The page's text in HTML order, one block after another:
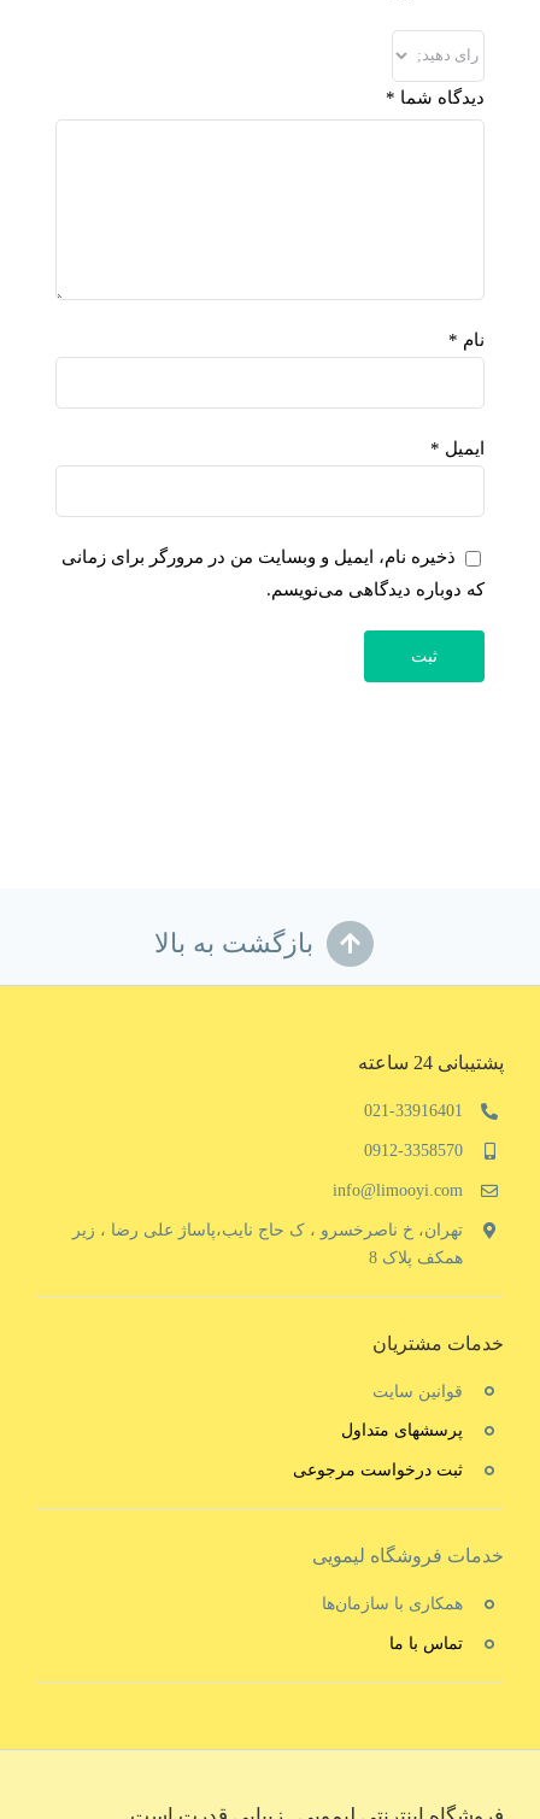
دیدگاه شما *
نام *
ایمیل *
ذخیره نام، ایمیل و وبسایت من در مرورگر برای زمانی
که دوباره دیدگاهی می‌نویسم.
بازگشت به بالا
پشتیبانی 24 ساعته
021-33916401
0912-3358570
info@limooyi.com
تهران، خ ناصرخسرو ، ک حاج نایب،پاساژ علی رضا ، زیر
همکف پلاک 8
خدمات مشتریان
قوانین سایت
پرسشهای متداول
ثبت درخواست مرجوعی
خدمات فروشگاه لیمویی
همکاری با سازمان‌ها
تماس با ما